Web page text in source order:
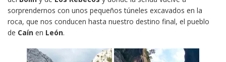
sorprendernos con unos pequeños túneles excavados en la
roca, que nos conducen hasta nuestro destino final, el pueblo
de Caín en León.